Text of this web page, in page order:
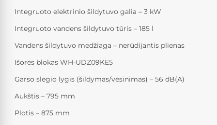
Integruoto elektrinio šildytuvo galia – 3 kW
Integruoto vandens šildytuvo tūris – 185 l
Vandens šildytuvo medžiaga – nerūdijantis plienas
Išorės blokas WH-UDZ09KE5
Garso slėgio lygis (šildymas/vėsinimas) – 56 dB(A)
Aukštis – 795 mm
Plotis – 875 mm